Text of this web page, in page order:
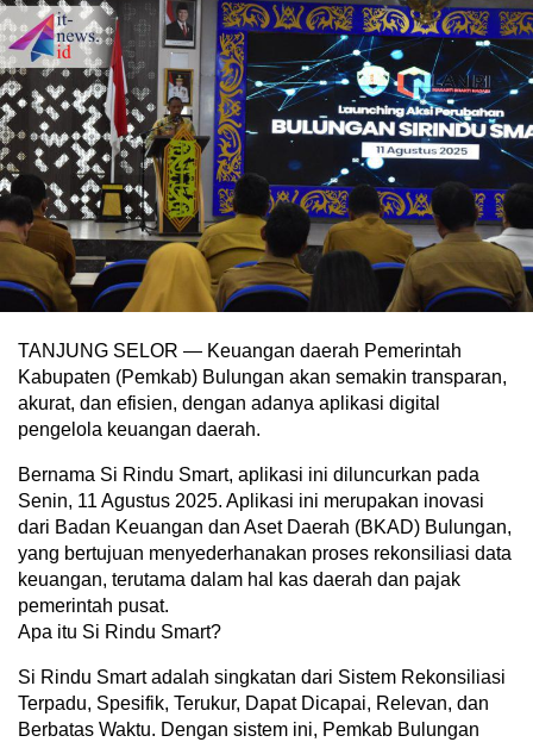
TANJUNG SELOR — Keuangan daerah Pemerintah
Kabupaten (Pemkab) Bulungan akan semakin transparan,
akurat, dan efisien, dengan adanya aplikasi digital
pengelola keuangan daerah.
Bernama Si Rindu Smart, aplikasi ini diluncurkan pada
Senin, 11 Agustus 2025. Aplikasi ini merupakan inovasi
dari Badan Keuangan dan Aset Daerah (BKAD) Bulungan,
yang bertujuan menyederhanakan proses rekonsiliasi data
keuangan, terutama dalam hal kas daerah dan pajak
pemerintah pusat.
Apa itu Si Rindu Smart?
Si Rindu Smart adalah singkatan dari Sistem Rekonsiliasi
Terpadu, Spesifik, Terukur, Dapat Dicapai, Relevan, dan
Berbatas Waktu. Dengan sistem ini, Pemkab Bulungan